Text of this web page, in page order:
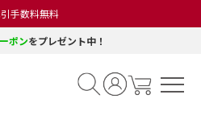
手数料無料
ポンをプレゼント中！